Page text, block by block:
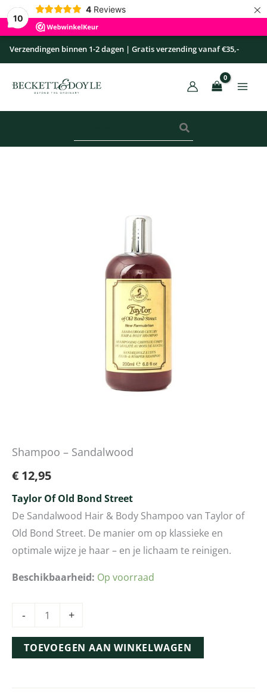
10
4 Reviews ×
Ga
naar
inhoud
Verzendingen binnen 1-2 dagen | Gratis verzending vanaf €35,-
Shampoo – Sandalwood
€ 12,95
Taylor Of Old Bond Street
De Sandalwood Hair & Body Shampoo van Taylor of
Old Bond Street. De manier om op klassieke en
optimale wijze je haar – en je lichaam te reinigen.
Beschikbaarheid: Op voorraad
- +
TOEVOEGEN AAN WINKELWAGEN